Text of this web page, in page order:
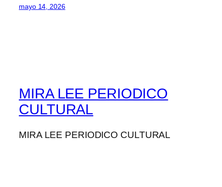
mayo 14, 2026
MIRA LEE PERIODICO
CULTURAL
MIRA LEE PERIODICO CULTURAL